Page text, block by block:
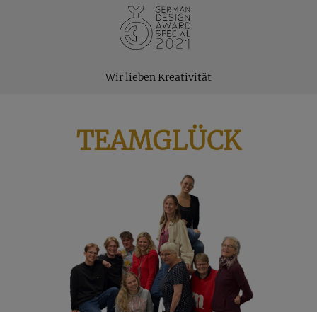
Wir lieben Kreativität
TEAMGLÜCK